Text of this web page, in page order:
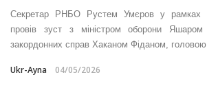
Секретар РНБО Рустем Умєров у рамках
провів зуст з міністром оборони Яшаром
закордонних справ Хаканом Фіданом,
Ukr-Ayna 04/05/2026